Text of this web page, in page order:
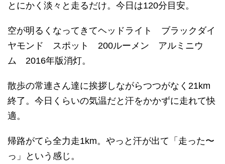
とにかく淡々と走るだけ。今日は120分目安。
空が明るくなってきてヘッドライト ブラックダイ
ヤモンド スポット 200ルーメン アルミニウ
ム 2016年版消灯。
散歩の常連さん達に挨拶しながらつつがなく21km
終了。今日くらいの気温だと汗をかかずに走れて快
適。
帰路がてら全力走1km。やっと汗が出て「走った〜
っ」という感じ。